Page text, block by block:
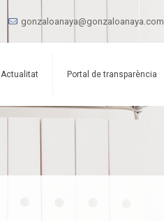
gonzaloanaya@gonzaloanaya.com
Actualitat Portal de transparència